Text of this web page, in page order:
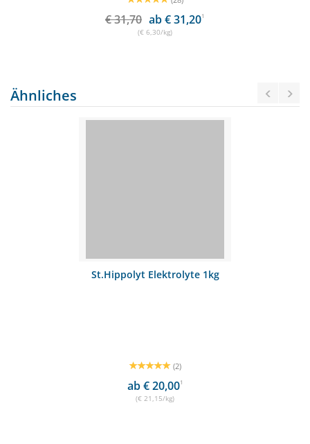
€ 31,70 ab € 31,201
(€ 6,30/kg)
Ähnliches
St.Hippolyt Elektrolyte 1kg
(2)
ab € 20,001
(€ 21,15/kg)